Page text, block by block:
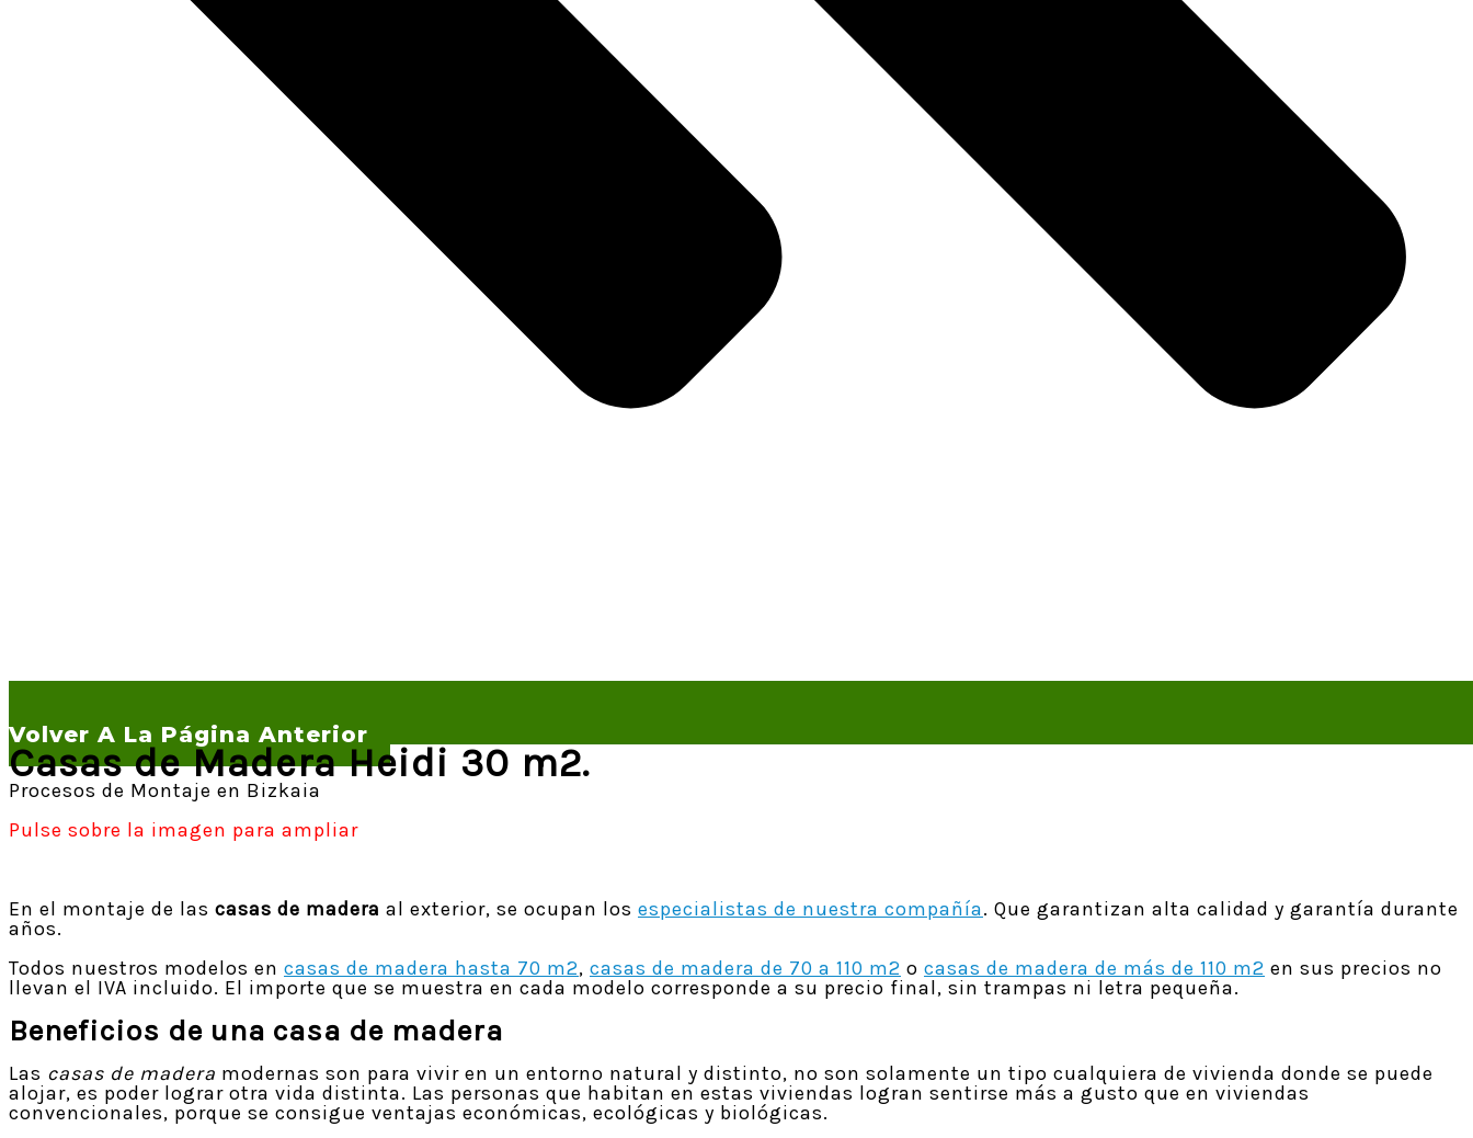
Volver A La Página Anterior
Casas de Madera Heidi 30 m2.
Procesos de Montaje en Bizkaia
Pulse sobre la imagen para ampliar
En el montaje de las casas de madera al exterior, se ocupan los especialistas de nuestra compañía. Que garantizan alta calidad y garantía durante
años.
Todos nuestros modelos en casas de madera hasta 70 m2, casas de madera de 70 a 110 m2 o casas de madera de más de 110 m2 en sus precios no
llevan el IVA incluido. El importe que se muestra en cada modelo corresponde a su precio final, sin trampas ni letra pequeña.
Beneficios de una casa de madera
Las casas de madera modernas son para vivir en un entorno natural y distinto, no son solamente un tipo cualquiera de vivienda donde se puede
alojar, es poder lograr otra vida distinta. Las personas que habitan en estas viviendas logran sentirse más a gusto que en viviendas
convencionales, porque se consigue ventajas económicas, ecológicas y biológicas.